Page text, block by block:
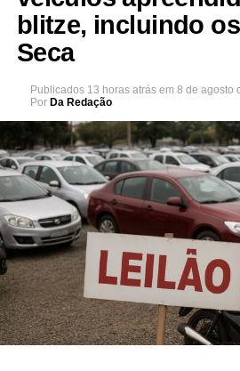
blitze, incluindo
Seca
Publicados 13 horas atrás em 8 de agosto
Por Da Redação